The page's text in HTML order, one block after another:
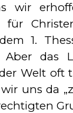
wir
für
1.
Aber das
Welt oft
uns da